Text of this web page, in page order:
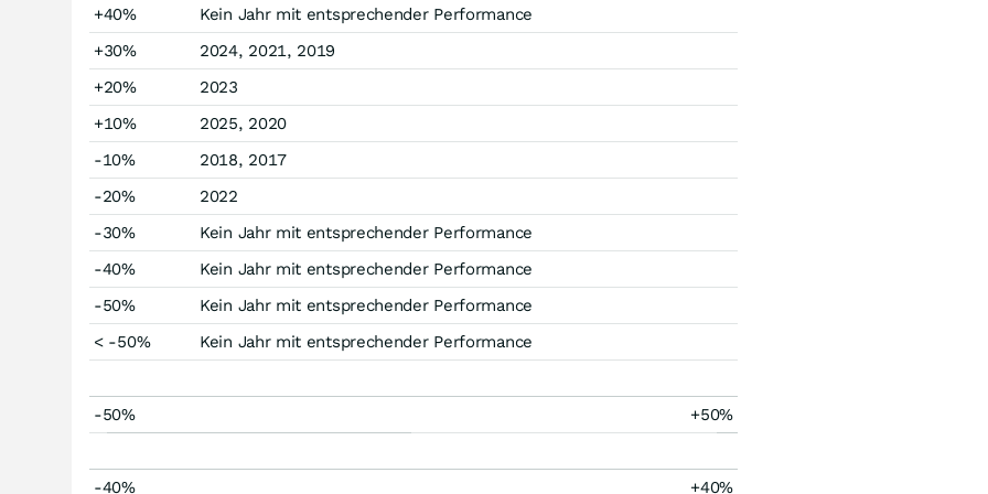
+40%
Kein Jahr mit entsprechender Performance
+30%
2024, 2021, 2019
+20%
2023
+10%
2025, 2020
-10%
2018, 2017
-20%
2022
-30%
Kein Jahr mit entsprechender Performance
-40%
Kein Jahr mit entsprechender Performance
-50%
Kein Jahr mit entsprechender Performance
< -50%
Kein Jahr mit entsprechender Performance
-50% +50%
-40% +40%